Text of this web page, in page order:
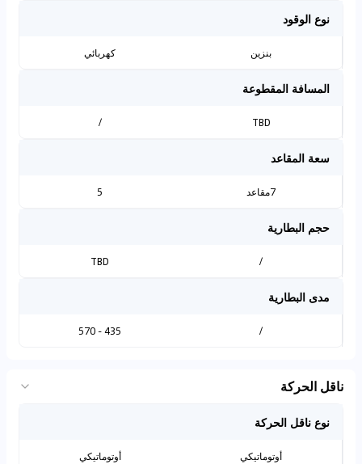
نوع الوقود
بنزين كهربائي
المسافة المقطوعة
TBD
/
سعة المقاعد
7مقاعد 5
حجم البطارية
/
TBD
مدى البطارية
/
435 - 570
ناقل الحركة
نوع ناقل الحركة
أوتوماتيكي أوتوماتيكي